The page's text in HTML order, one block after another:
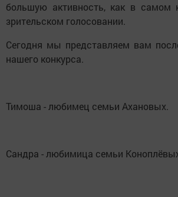
большую активность, как в самом
зрительском голосовании.
Сегодня мы представляем вам
нашего конкурса.
Тимоша - любимец семьи Ахановых.
Сандра - любимица семьи